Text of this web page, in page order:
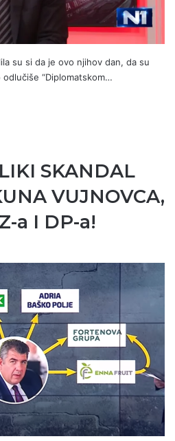
su si da je ovo njihov dan, da su
“Diplomatskom…
SKANDAL
VUJNOVCA,
a I DP-a!